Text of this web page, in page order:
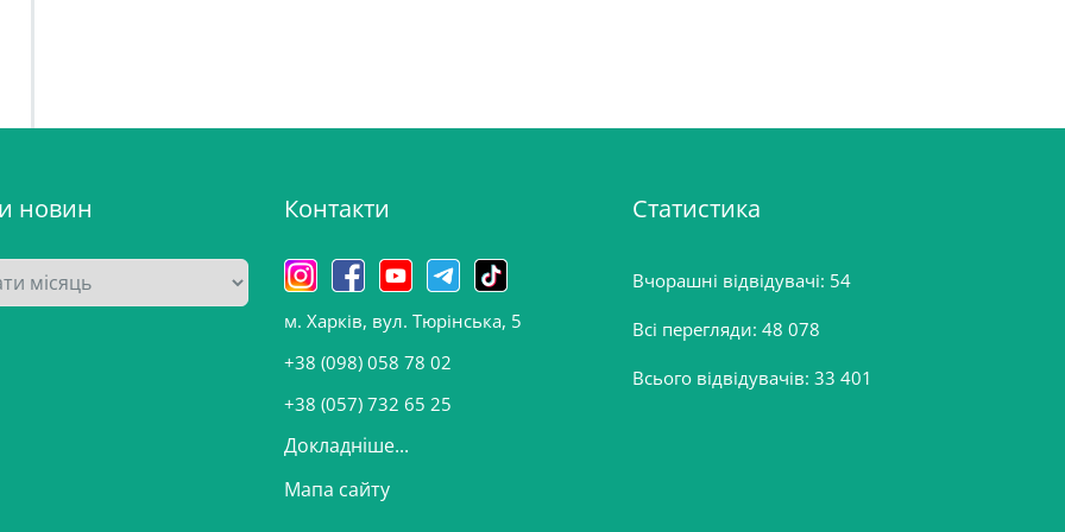
новин Контакти
м. Харків, вул. Тюрінська, 5
+38 (098) 058 78 02
+38 (057) 732 65 25
Докладніше...
Мапа сайту
Статистика
Вчорашні відвідувачі: 54
Всі перегляди: 48 078
Всього відвідувачів: 33 401